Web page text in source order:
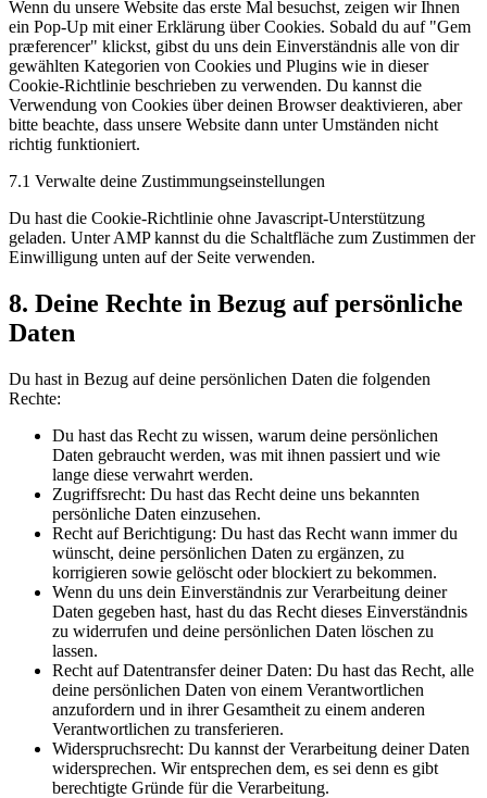
Wenn du unsere Website das erste Mal besuchst, zeigen wir Ihnen
ein Pop-Up mit einer Erklärung über Cookies. Sobald du auf "Gem
præferencer" klickst, gibst du uns dein Einverständnis alle von dir
gewählten Kategorien von Cookies und Plugins wie in dieser
Cookie-Richtlinie beschrieben zu verwenden. Du kannst die
Verwendung von Cookies über deinen Browser deaktivieren, aber
bitte beachte, dass unsere Website dann unter Umständen nicht
richtig funktioniert.
7.1 Verwalte deine Zustimmungseinstellungen
Du hast die Cookie-Richtlinie ohne Javascript-Unterstützung
geladen. Unter AMP kannst du die Schaltfläche zum Zustimmen der
Einwilligung unten auf der Seite verwenden.
8. Deine Rechte in Bezug auf persönliche
Daten
Du hast in Bezug auf deine persönlichen Daten die folgenden
Rechte:
Du hast das Recht zu wissen, warum deine persönlichen
Daten gebraucht werden, was mit ihnen passiert und wie
lange diese verwahrt werden.
Zugriffsrecht: Du hast das Recht deine uns bekannten
persönliche Daten einzusehen.
Recht auf Berichtigung: Du hast das Recht wann immer du
wünscht, deine persönlichen Daten zu ergänzen, zu
korrigieren sowie gelöscht oder blockiert zu bekommen.
Wenn du uns dein Einverständnis zur Verarbeitung deiner
Daten gegeben hast, hast du das Recht dieses Einverständnis
zu widerrufen und deine persönlichen Daten löschen zu
lassen.
Recht auf Datentransfer deiner Daten: Du hast das Recht, alle
deine persönlichen Daten von einem Verantwortlichen
anzufordern und in ihrer Gesamtheit zu einem anderen
Verantwortlichen zu transferieren.
Widerspruchsrecht: Du kannst der Verarbeitung deiner Daten
widersprechen. Wir entsprechen dem, es sei denn es gibt
berechtigte Gründe für die Verarbeitung.